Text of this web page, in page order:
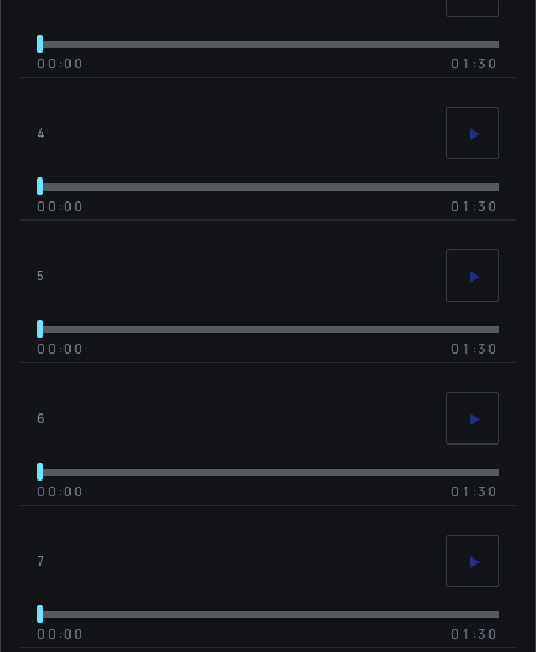
00:00 01:30
4
00:00 01:30
5
00:00 01:30
6
00:00 01:30
7
00:00 01:30